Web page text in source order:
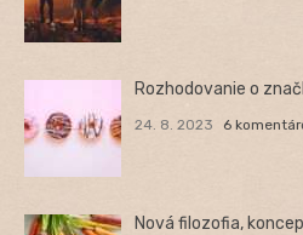
Rozhodovanie o
24. 8. 2023 6
Nová filozofia,